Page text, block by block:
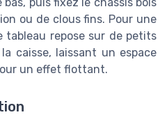
ou de clous fins. Pour une
tableau repose sur de petits
caisse, laissant un espace
un effet flottant.